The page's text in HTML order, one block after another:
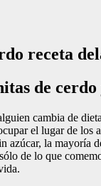
receta
de
cambia de
el lugar de los
azúcar, la mayoría
de lo que